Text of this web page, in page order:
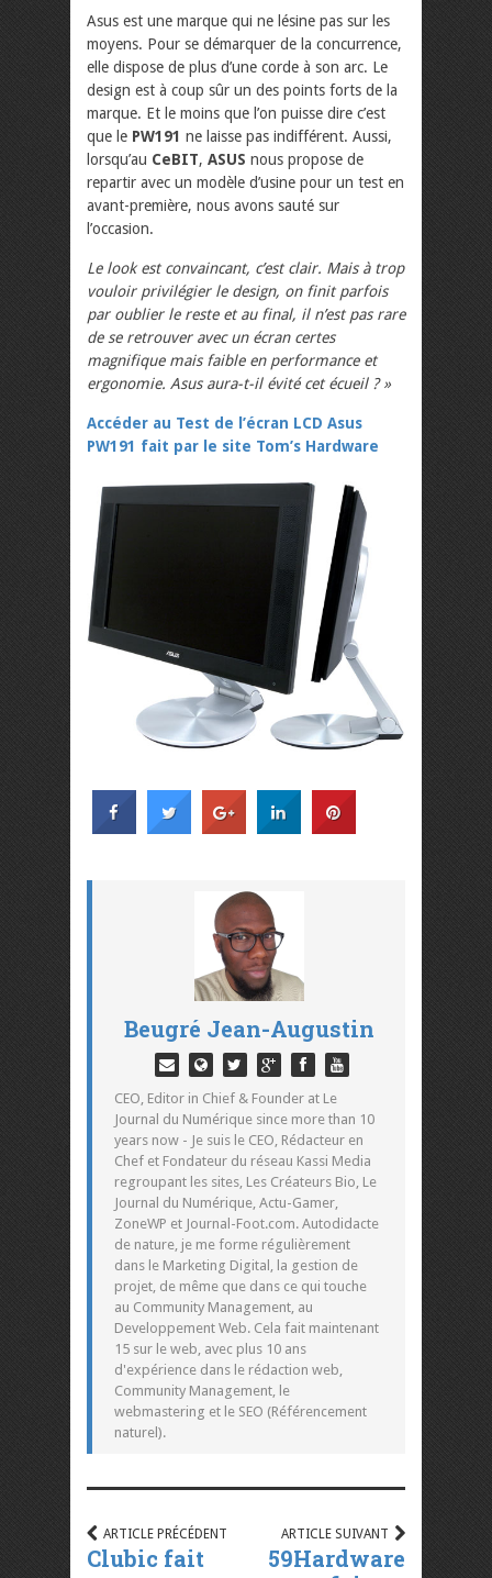
Asus est une marque qui ne lésine pas sur les
moyens. Pour se démarquer de la concurrence,
elle dispose de plus d’une corde à son arc. Le
design est à coup sûr un des points forts de la
marque. Et le moins que l’on puisse dire c’est
que le PW191 ne laisse pas indifférent. Aussi,
lorsqu’au CeBIT, ASUS nous propose de
repartir avec un modèle d’usine pour un test en
avant-première, nous avons sauté sur
l’occasion.
Le look est convaincant, c’est clair. Mais à trop
vouloir privilégier le design, on finit parfois
par oublier le reste et au final, il n’est pas rare
de se retrouver avec un écran certes
magnifique mais faible en performance et
ergonomie. Asus aura-t-il évité cet écueil ? »
Accéder au Test de l’écran LCD Asus
PW191 fait par le site Tom’s Hardware
Beugré Jean-Augustin
CEO, Editor in Chief & Founder at Le
Journal du Numérique since more than 10
years now - Je suis le CEO, Rédacteur en
Chef et Fondateur du réseau Kassi Media
regroupant les sites, Les Créateurs Bio, Le
Journal du Numérique, Actu-Gamer,
ZoneWP et Journal-Foot.com. Autodidacte
de nature, je me forme régulièrement
dans le Marketing Digital, la gestion de
projet, de même que dans ce qui touche
au Community Management, au
Developpement Web. Cela fait maintenant
15 sur le web, avec plus 10 ans
d'expérience dans le rédaction web,
Community Management, le
webmastering et le SEO (Référencement
naturel).
ARTICLE PRÉCÉDENT
Clubic fait
ARTICLE SUIVANT
59Hardware